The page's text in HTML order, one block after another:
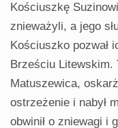
Kościuszkę
znieważyli, a jego
Kościuszko pozwał
Brześciu Litewskim.
Matuszewica,
ostrzeżenie i nabył
obwinił o zniewagi i